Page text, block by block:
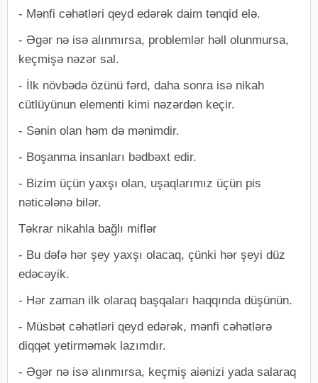
-​ Mənfi cəhətləri qeyd edərək daim tənqid elə.
-​ Əgər nə isə alınmırsa, problemlər həll olunmursa,
keçmişə nəzər sal.
-​ İlk növbədə özünü fərd, daha sonra isə nikah
cütlüyünun elementi kimi nəzərdən keçir.
-​ Sənin olan həm də mənimdir.
-​ Boşanma insanları bədbəxt edir.
-​ Bizim üçün yaxşı olan, uşaqlarımız üçün pis
nəticələnə bilər.
Təkrar nikahla bağlı miflər
-​ Bu dəfə hər şey yaxşı olacaq, çünki hər şeyi düz
edəcəyik.
-​ Hər zaman ilk olaraq başqaları haqqında düşünün.
-​ Müsbət cəhətləri qeyd edərək, mənfi cəhətlərə
diqqət yetirməmək lazımdır.
-​ Əgər nə isə alınmırsa, keçmiş aiənizi yada salaraq